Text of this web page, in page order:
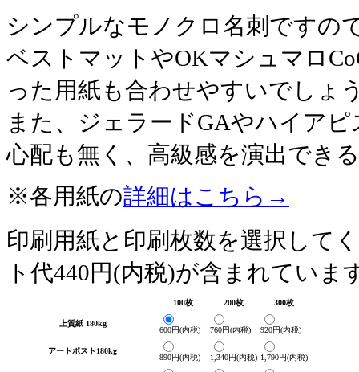
シンプルなモノクロ名刺ですの
ベストマットやOKマシュマロ
った用紙も合わせやすいでしょ
また、ジェラードGAやハイア
心配も無く、高級感を演出でき
※各用紙の詳細はこちら→
印刷用紙と印刷枚数を選択して
ト代440円(内税)が含まれていま
100枚 200枚 300枚
上質紙 180kg
600円(内税) 760円(内税) 920円(内税)
アートポスト180kg
890円(内税) 1,340円(内税) 1,790円(内税)